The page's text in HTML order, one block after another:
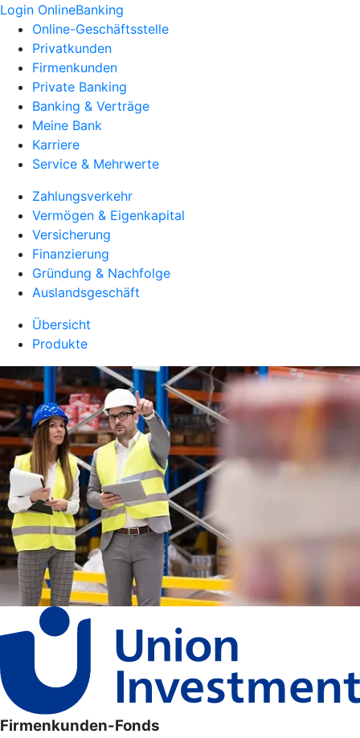
Login OnlineBanking
Online-Geschäftsstelle
Privatkunden
Firmenkunden
Private Banking
Banking & Verträge
Meine Bank
Karriere
Service & Mehrwerte
Zahlungsverkehr
Vermögen & Eigenkapital
Versicherung
Finanzierung
Gründung & Nachfolge
Auslandsgeschäft
Übersicht
Produkte
Firmenkunden-Fonds